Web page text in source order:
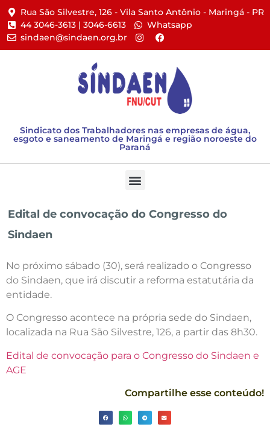
Rua São Silvestre, 126 - Vila Santo Antônio - Maringá - PR​
44 3046-3613 | 3046-6613​
Whatsapp
sindaen@sindaen.org.br
Sindicato dos Trabalhadores nas empresas de água,
esgoto e saneamento de Maringá e região noroeste do
Paraná
Edital de convocação do Congresso do
Sindaen
No próximo sábado (30), será realizado o Congresso
do Sindaen, que irá discutir a reforma estatutária da
entidade.
O Congresso acontece na própria sede do Sindaen,
localizada na Rua São Silvestre, 126, a partir das 8h30.
Edital de convocação para o Congresso do Sindaen e
AGE
Compartilhe esse conteúdo!